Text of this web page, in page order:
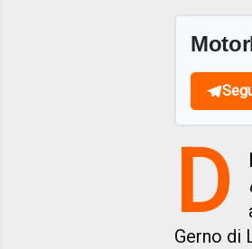
D
Gerno di